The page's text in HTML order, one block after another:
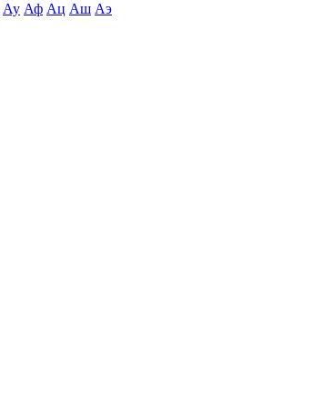
Ау Аф Ац Аш Аэ